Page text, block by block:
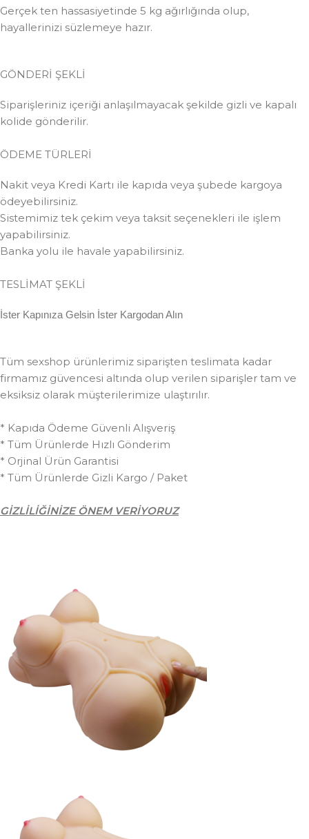
Gerçek ten hassasiyetinde 5 kg ağırlığında olup,
hayallerinizi süzlemeye hazır.
GÖNDERİ ŞEKLİ
Siparişleriniz içeriği anlaşılmayacak şekilde gizli ve kapalı
kolide gönderilir.
ÖDEME TÜRLERİ
Nakit veya Kredi Kartı ile kapıda veya şubede kargoya
ödeyebilirsiniz.
Sistemimiz tek çekim veya taksit seçenekleri ile işlem
yapabilirsiniz.
Banka yolu ile havale yapabilirsiniz.
TESLİMAT ŞEKLİ
İster Kapınıza Gelsin İster Kargodan Alın
Tüm sexshop ürünlerimiz siparişten teslimata kadar
firmamız güvencesi altında olup verilen siparişler tam ve
eksiksiz olarak müşterilerimize ulaştırılır.
* Kapıda Ödeme Güvenli Alışveriş
* Tüm Ürünlerde Hızlı Gönderim
* Orjinal Ürün Garantisi
* Tüm Ürünlerde Gizli Kargo / Paket
GİZLİLİĞİNİZE ÖNEM VERİYORUZ